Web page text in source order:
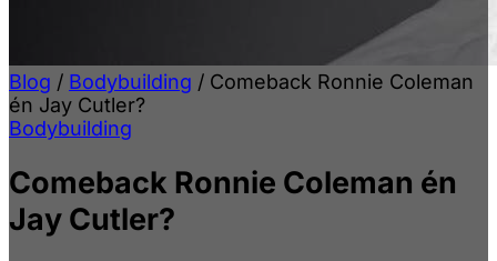
Blog / Bodybuilding / Comeback Ronnie Coleman
én Jay Cutler?
Bodybuilding
Comeback Ronnie Coleman én
Jay Cutler?